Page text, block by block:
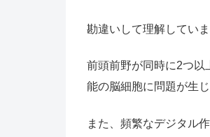
勘違いして理解していま
前頭前野が同時に2つ以
能の脳細胞に問題が生じ
また、頻繁なデジタル